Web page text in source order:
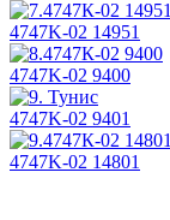
4747K-02 14951
4747K-02 9400
4747K-02 9401
4747K-02 14801